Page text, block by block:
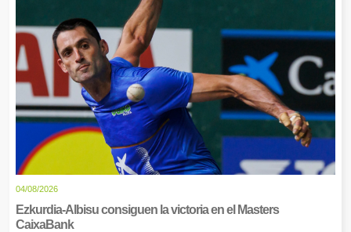
04/08/2026
Ezkurdia-Albisu consiguen la victoria en el Masters
CaixaBank